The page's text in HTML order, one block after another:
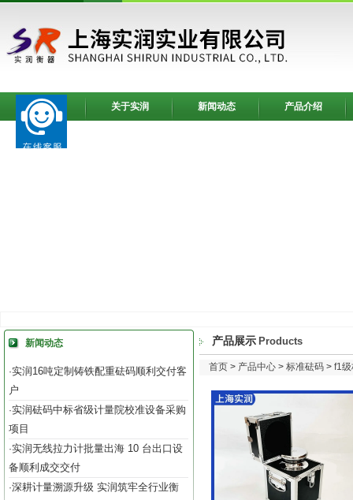
网站首页 关于实润 新闻动态 产品介绍
新闻动态
·实润16吨定制铸铁配重砝码顺利交付客
户
·实润砝码中标省级计量院校准设备采购
项目
·实润无线拉力计批量出海 10 台出口设
备顺利成交交付
·深耕计量溯源升级 实润筑牢全行业衡
产品展示 Products
首页 > 产品中心 > 标准砝码 > f1